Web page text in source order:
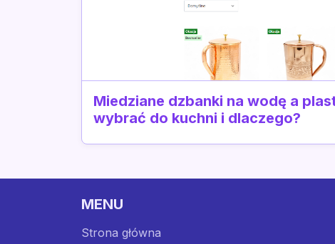
Miedziane dzbanki na wodę a
wybrać do kuchni i dlaczego?
MENU
Strona główna